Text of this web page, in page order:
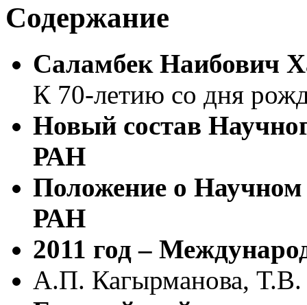
Содержание
Саламбек Наибович
К 70-летию со дня
Новый состав
РАН
Положение о
РАН
2011 год –
А.П. Кагырманова, Т.В.